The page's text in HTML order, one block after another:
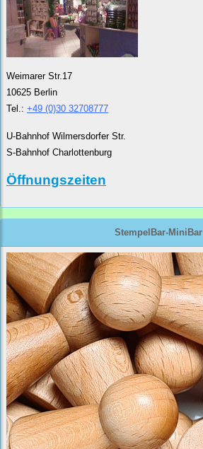
Weimarer Str.17
10625 Berlin
Tel.: +49 (0)30 32708777
U-Bahnhof Wilmersdorfer Str.
S-Bahnhof Charlottenburg
Öffnungszeiten
StempelBar-MiniBar